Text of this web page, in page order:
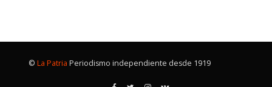
© La Patria Periodismo independiente desde 1919